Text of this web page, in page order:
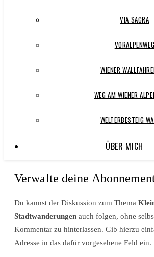
VIA SACRA
VORALPENWEG
WIENER
WEG AM WIENER
WELTERBESTEIG
ÜBER MICH
Verwalte deine
Du kannst der Diskussion zum Thema
Stadtwanderungen auch folgen, ohne
Kommentar zu hinterlassen. Gib hierzu
Adresse in das dafür vorgesehene Feld ein.